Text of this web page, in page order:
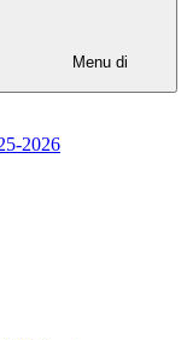
Menu di
2026